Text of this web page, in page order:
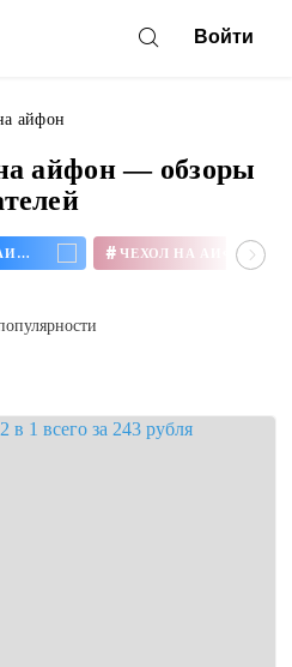
Войти
айфон
айфон — обзоры
ДЕРЕВЯННЫЙ ЧЕХОЛ НА АЙФОН # ЧЕХОЛ НА АЙФОН 11